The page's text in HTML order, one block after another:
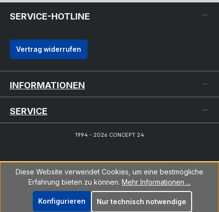
SERVICE-HOTLINE
Vertrag widerrufen
INFORMATIONEN
SERVICE
1994 - 2026 CONCEPT 24
Diese Website verwendet Cookies, um eine bestmögliche
Erfahrung bieten zu können. Mehr Informationen ...
Nur technisch notwendige
Konfigurieren